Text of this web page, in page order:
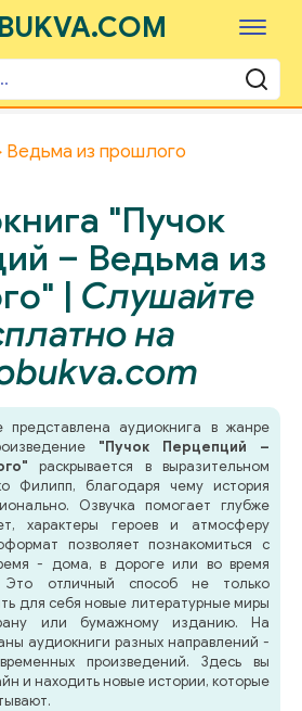
Ведьма из прошлого
"Пучок
– Ведьма из
| Слушайте
на
представлена аудиокнига в жанре
"Пучок Перцепций –
раскрывается в выразительном
Филипп, благодаря чему история
Озвучка помогает глубже
характеры героев и атмосферу
позволяет познакомиться с
- дома, в дороге или во время
Это отличный способ не только
для себя новые литературные миры
или бумажному изданию. На
аудиокниги разных направлений -
произведений. Здесь вы
и находить новые истории, которые